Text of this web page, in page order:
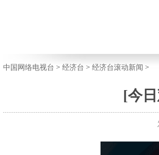
中国网络电视台 > 经济台 > 经济台滚动新闻 >
[今